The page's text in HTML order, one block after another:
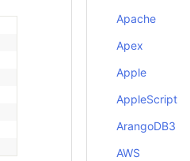
Apache
Apex
Apple
AppleScript
ArangoDB3
AWS